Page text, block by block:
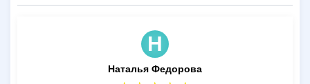
Н
Наталья Федорова